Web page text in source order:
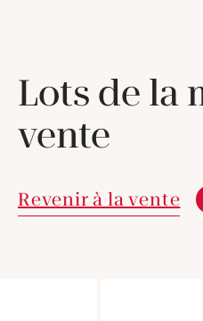
Lots de la
vente
Revenir à la vente